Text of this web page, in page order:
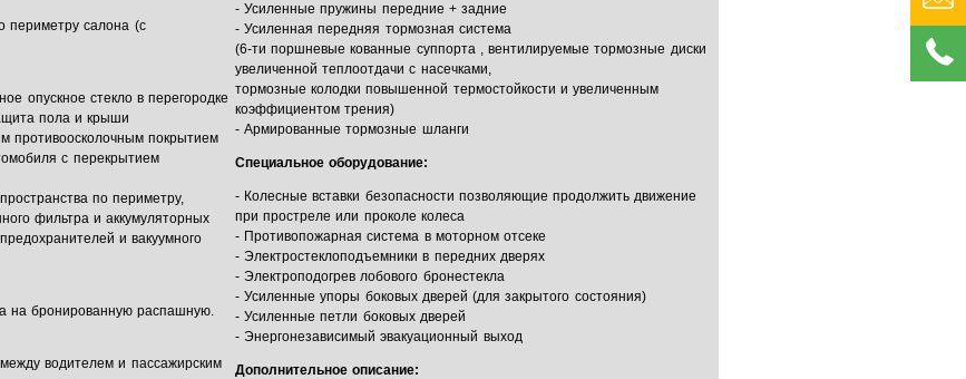
периметру салона (с
опускное стекло в перегородке
пола и крыши
противоосколочным покрытием
с перекрытием
по периметру,
фильтра и аккумуляторных
и вакуумного
на бронированную распашную.
водителем и пассажирским
- Усиленные пружины передние + задние
- Усиленная передняя тормозная система
(6-ти поршневые кованные суппорта , вентилируемые тормозные диски
увеличенной теплоотдачи с насечками,
тормозные колодки повышенной термостойкости и увеличенным
коэффициентом трения)
- Армированные тормозные шланги
Специальное оборудование:
- Колесные вставки безопасности позволяющие продолжить движение
при простреле или проколе колеса
- Противопожарная система в моторном отсеке
- Электростеклоподъемники в передних дверях
- Электроподогрев лобового бронестекла
- Усиленные упоры боковых дверей (для закрытого состояния)
- Усиленные петли боковых дверей
- Энергонезависимый эвакуационный выход
Дополнительное описание: